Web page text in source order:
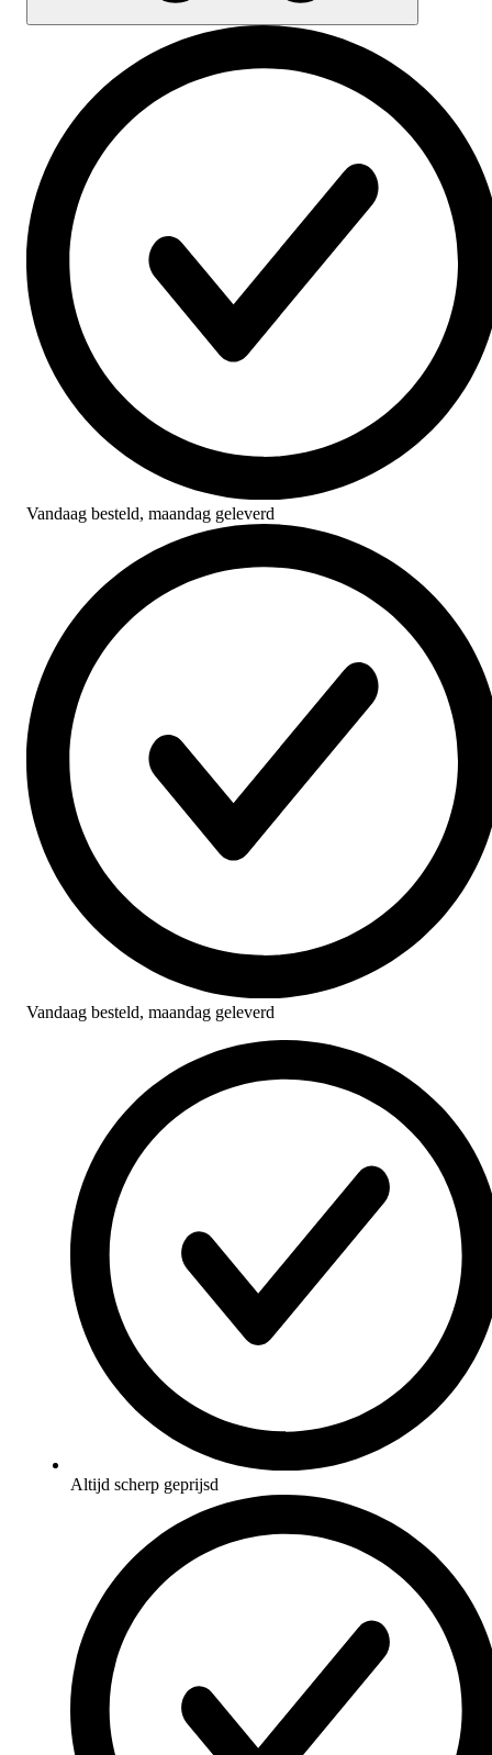
Vandaag besteld, maandag geleverd
Vandaag besteld, maandag geleverd
Altijd scherp geprijsd